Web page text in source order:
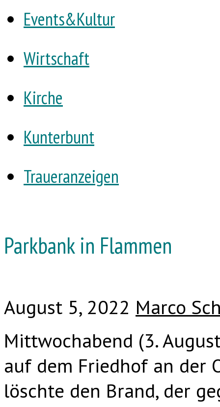
Events&Kultur
Wirtschaft
Kirche
Kunterbunt
Traueranzeigen
Parkbank in Flammen
August 5, 2022 Marco
Mittwochabend (3.
auf dem Friedhof an der
löschte den Brand, der